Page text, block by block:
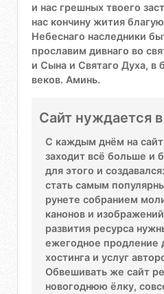
и нас грешных твоего
нас кончину жития
Небеснаго наследники
прославим дивнаго во
и Сына и Святаго Духа, в
веков. Аминь.
Сайт нуждается
С каждым днём на
заходит всё больше и
для этого и
стать самым
рунете собранием
канонов и
развития ресурса
ежегодное продление
хостинга и услуг
Обвешивать же сайт
новогоднюю ёлку,